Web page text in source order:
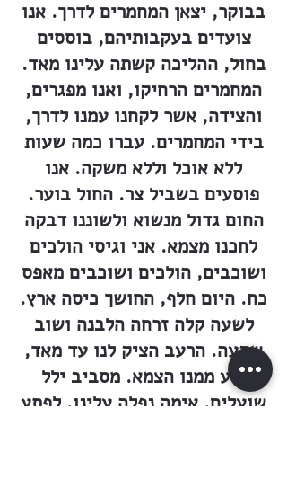
בבוקר, יצאן המחמרים לדרך. אנו
צועדים בעקבותיהם, בוססים
בחול, ההליכה קשתה עלינו מאד.
המחמרים הרחיקו, ואנו מפגרים,
והצידה, אשר לקחנו עמנו לדרך,
בידי המחמרים. עברו כמה שעות
ללא אוכל וללא משקה. אנו
פוסעים בשביל צר. החול בוער.
החום גדול מנשוא ולשוננו דבקה
לחכנו מצמא. אני וגיסי הולכים
ושוכבים, הולכים ושוכבים מאפס
כח. היום חלף, החושך כיסה ארץ.
לשעה קלה זרחה הלבנה ושוב
שקעה. הרעב הציק לנו עד מאד,
ורע ממנו הצמא. מסביב ילל
שועלים. אימה נפלה עלינו. לפתע